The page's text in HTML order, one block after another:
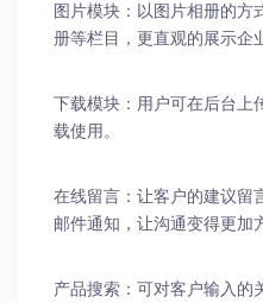
图片模块：以图片相册的方
册等栏目，更直观的展示企
下载模块：用户可在后台上
载使用。
在线留言：让客户的建议留
邮件通知，让沟通变得更加
产品搜索：可对客户输入的